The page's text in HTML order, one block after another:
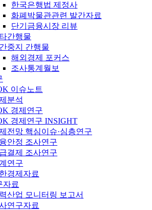
한국은행법 제정사
화폐박물관관련 발간자료
단기금융시장 리뷰
간행물
중지 간행물
해외경제 포커스
조사통계월보
이슈노트
분석
경제연구
경제연구 INSIGHT
전망 핵심이슈·심층연구
안정 조사연구
결제 조사연구
연구
경제자료
자료
산업 모니터링 보고서
연구자료